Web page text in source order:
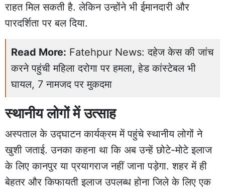
राहत मिल सकती है. लेकिन उन्होंने भी ईमानदारी और
पारदर्शिता पर बल दिया.
Read More: Fatehpur News: दहेज केस की जांच
करने पहुंची महिला दरोगा पर हमला, हेड कांस्टेबल भी
घायल, 7 नामजद पर मुकदमा
स्थानीय लोगों में उत्साह
अस्पताल के उद्घाटन कार्यक्रम में पहुंचे स्थानीय लोगों ने
खुशी जताई. उनका कहना था कि अब उन्हें छोटे-मोटे इलाज
के लिए कानपुर या प्रयागराज नहीं जाना पड़ेगा. शहर में ही
बेहतर और किफायती इलाज उपलब्ध होना जिले के लिए एक